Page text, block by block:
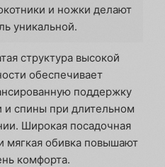
и ножки делают
уникальной.
структура высокой
обеспечивает
поддержку
и спины при длительном
Широкая посадочная
мягкая обивка повышают
комфорта.